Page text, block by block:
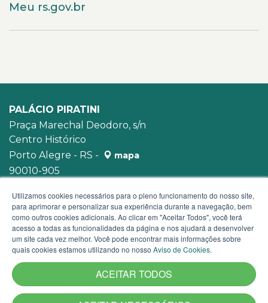
Meu rs.gov.br
PALÁCIO PIRATINI
Praça Marechal Deodoro, s/n
Centro Histórico
Porto Alegre - RS -
mapa
90010-905
Utilizamos cookies necessários para o pleno funcionamento do nosso site,
para aprimorar e personalizar sua experiência durante a navegação, bem
como outros cookies adicionais. Ao clicar em "Aceitar Todos", você terá
acesso a todas as funcionalidades da página e nos ajudará a desenvolver
um site cada vez melhor. Você pode encontrar mais informações sobre
quais cookies estamos utilizando no nosso Aviso de Cookies.
ACEITAR TODOS